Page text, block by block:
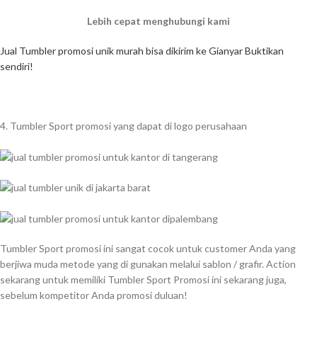
Lebih cepat menghubungi kami
Jual Tumbler promosi unik murah bisa dikirim ke Gianyar Buktikan
sendiri!
4. Tumbler Sport promosi yang dapat di logo perusahaan
Tumbler Sport promosi ini sangat cocok untuk customer Anda yang
berjiwa muda metode yang di gunakan melalui sablon / grafir. Action
sekarang untuk memiliki Tumbler Sport Promosi ini sekarang juga,
sebelum kompetitor Anda promosi duluan!